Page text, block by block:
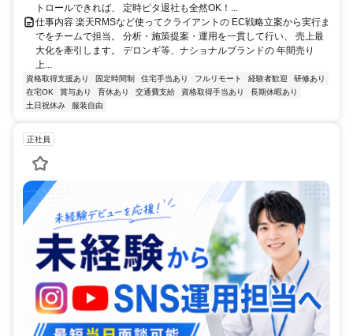
トロールできれば、 定時ピタ退社も全然OK！...
仕事内容 楽天RMSなど使ってクライアントの EC戦略立案から実行ま
でをチームで担当。 分析・施策提案・運用を一貫して行い、 売上最
大化を牽引します。 デロンギ等、ナショナルブランドの 年間売り
上...
資格取得支援あり 固定時間制 住宅手当あり フルリモート 経験者歓迎
研修あり
在宅OK
賞与あり 育休あり 交通費支給 資格取得手当あり
長期休暇あり
土日祝休み
服装自由
正社員